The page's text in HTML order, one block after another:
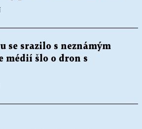
se srazilo s neznámým
médií šlo o dron s